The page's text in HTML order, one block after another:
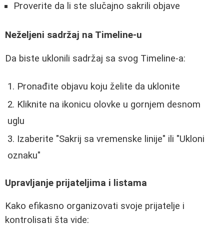
Proverite da li ste slučajno sakrili objave
Neželjeni sadržaj na Timeline-u
Da biste uklonili sadržaj sa svog Timeline-a:
Pronađite objavu koju želite da uklonite
Kliknite na ikonicu olovke u gornjem desnom
uglu
Izaberite "Sakrij sa vremenske linije" ili "Ukloni
oznaku"
Upravljanje prijateljima i listama
Kako efikasno organizovati svoje prijatelje i
kontrolisati šta vide: